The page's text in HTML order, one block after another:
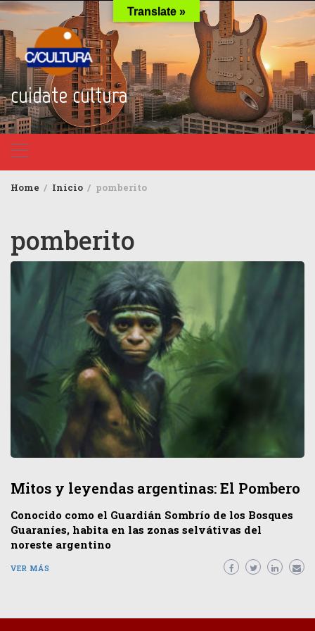
Skip
to
content
cuidate cultura
Home Inicio pomberito
pomberito
Mitos y leyendas argentinas: El Pombero
Conocido como el Guardián Sombrío de los Bosques
Guaraníes, habita en las zonas selvátivas del
noreste argentino
VER MÁS
Translate »